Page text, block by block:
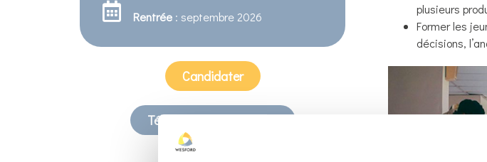
Rentrée : septembre 2026
Candidater
Télécharger la plaquette
plusieurs
Former les
décisions,